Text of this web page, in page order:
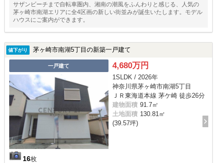
サザンビーチまで自転車圏内、湘南の潮風をふんわりと感じる、人気の
茅ヶ崎市南湖エリアに全4区画の新しい街並みが誕生いたします。モデル
ハウスにご案内ができます。
値下がり 茅ヶ崎市南湖5丁目の新築一戸建て
一戸建て
16枚
4,680万円
1SLDK / 2026年
神奈川県茅ヶ崎市南湖5丁目
ＪＲ東海道本線 茅ケ崎 徒歩26分
建物面積 91.7㎡
土地面積 130.81㎡
(39.57坪)